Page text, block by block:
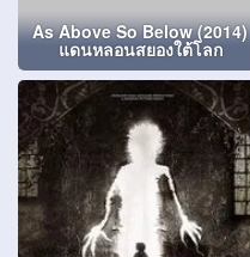
As Above So Below (2014)
แดนหลอนสยองใต้โลก